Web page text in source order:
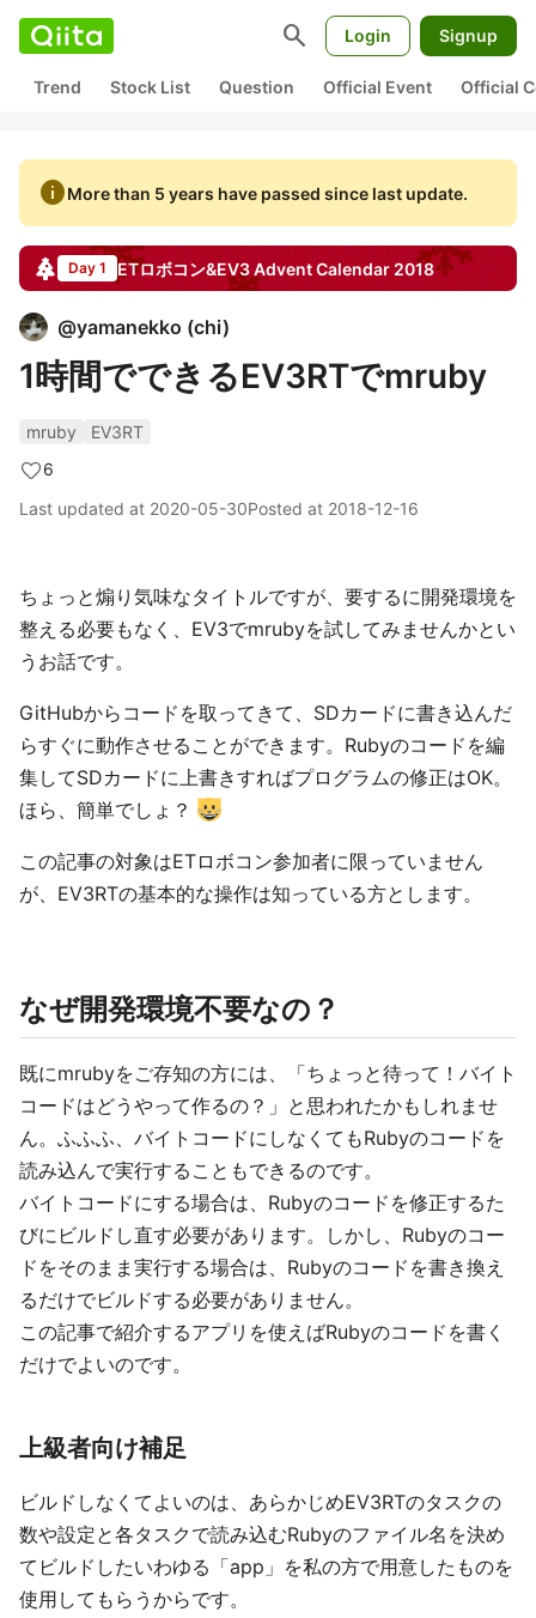
search Login Signup
Trend Stock List Question Official Event Official
infoMore than 5 years have passed since last update.
Day 1 ETロボコン&EV3Advent Calendar 2018
@yamanekko (chi)
1時間でできるEV3RTでmruby
mruby
EV3RT
6
Last updated at 2020-05-30Posted at 2018-12-16
ちょっと煽り気味なタイトルですが、要するに開発環境を
整える必要もなく、EV3でmrubyを試してみませんかとい
うお話です。
GitHubからコードを取ってきて、SDカードに書き込んだ
らすぐに動作させることができます。Rubyのコードを編
集してSDカードに上書きすればプログラムの修正はOK。
ほら、簡単でしょ？
この記事の対象はETロボコン参加者に限っていません
が、EV3RTの基本的な操作は知っている方とします。
なぜ開発環境不要なの？
既にmrubyをご存知の方には、「ちょっと待って！バイト
コードはどうやって作るの？」と思われたかもしれませ
ん。ふふふ、バイトコードにしなくてもRubyのコードを
読み込んで実行することもできるのです。
バイトコードにする場合は、Rubyのコードを修正するた
びにビルドし直す必要があります。しかし、Rubyのコー
ドをそのまま実行する場合は、Rubyのコードを書き換え
るだけでビルドする必要がありません。
この記事で紹介するアプリを使えばRubyのコードを書く
だけでよいのです。
上級者向け補足
ビルドしなくてよいのは、あらかじめEV3RTのタスクの
数や設定と各タスクで読み込むRubyのファイル名を決め
てビルドしたいわゆる「app」を私の方で用意したものを
使用してもらうからです。